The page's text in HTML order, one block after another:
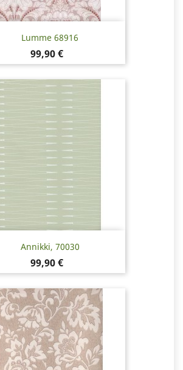
Lumme 68916
Hinta
99,90 €
Annikki, 70030
Hinta
99,90 €